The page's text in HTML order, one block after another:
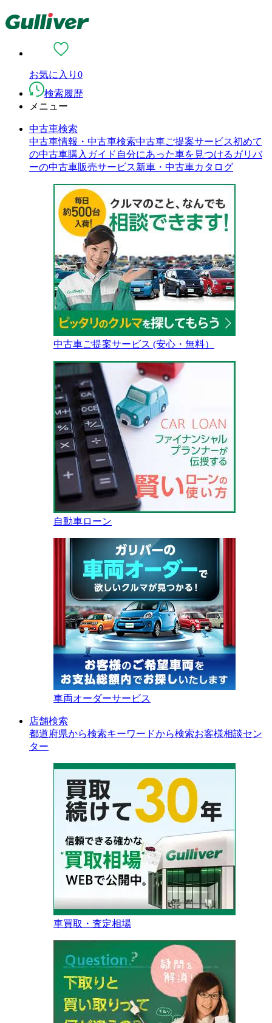
お気に入り 0
検索履歴
メニュー
中古車検索
中古車情報・中古車検索中古車ご提案サービス初めて
の中古車購入ガイド 自分にあった車を見つける ガリバ
ーの中古車販売サービス新車・中古車カタログ
中古車ご提案サービス (安心・無料）
自動車ローン
車両オーダーサービス
店舗検索
都道府県から検索キーワードから検索お客様相談セン
ター
車買取・査定相場